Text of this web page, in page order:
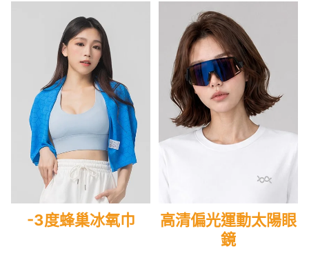
-3度蜂巢冰氧巾
高清偏光運動太陽眼
鏡